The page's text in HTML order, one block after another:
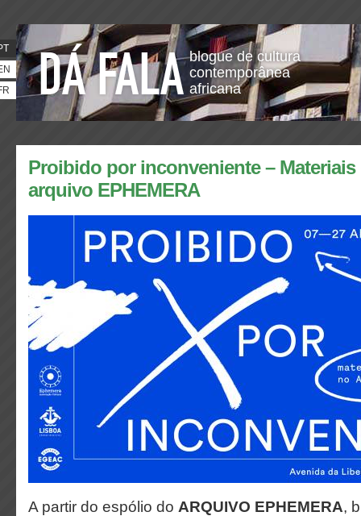
blogue de cultura
contemporânea
africana
Proibido por inconveniente –
arquivo EPHEMERA
A partir do espólio do ARQUIVO EPHEMERA,